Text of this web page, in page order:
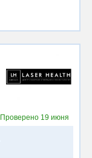
Проверено 19 июня